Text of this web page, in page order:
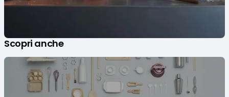
Scopri anche